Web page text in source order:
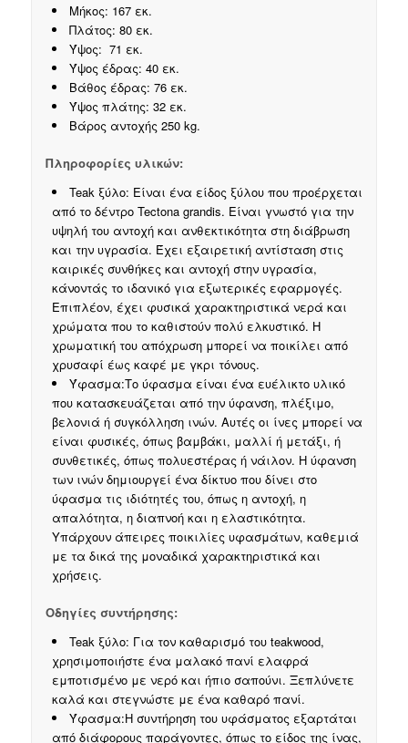
Μήκος: 167 εκ.
Πλάτος: 80 εκ.
Ύψος: 71 εκ.
Ύψος έδρας: 40 εκ.
Βάθος έδρας: 76 εκ.
Ύψος πλάτης: 32 εκ.
Βάρος αντοχής 250 kg.
Πληροφορίες υλικών:
Teak ξύλο: Είναι ένα είδος ξύλου που προέρχεται
από το δέντρο Tectona grandis. Είναι γνωστό για την
υψηλή του αντοχή και ανθεκτικότητα στη διάβρωση
και την υγρασία. Έχει εξαιρετική αντίσταση στις
καιρικές συνθήκες και αντοχή στην υγρασία,
κάνοντάς το ιδανικό για εξωτερικές εφαρμογές.
Επιπλέον, έχει φυσικά χαρακτηριστικά νερά και
χρώματα που το καθιστούν πολύ ελκυστικό. Η
χρωματική του απόχρωση μπορεί να ποικίλει από
χρυσαφί έως καφέ με γκρι τόνους.
Ύφασμα:Το ύφασμα είναι ένα ευέλικτο υλικό
που κατασκευάζεται από την ύφανση, πλέξιμο,
βελονιά ή συγκόλληση ινών. Αυτές οι ίνες μπορεί να
είναι φυσικές, όπως βαμβάκι, μαλλί ή μετάξι, ή
συνθετικές, όπως πολυεστέρας ή νάιλον. Η ύφανση
των ινών δημιουργεί ένα δίκτυο που δίνει στο
ύφασμα τις ιδιότητές του, όπως η αντοχή, η
απαλότητα, η διαπνοή και η ελαστικότητα.
Υπάρχουν άπειρες ποικιλίες υφασμάτων, καθεμιά
με τα δικά της μοναδικά χαρακτηριστικά και
χρήσεις.
Οδηγίες συντήρησης:
Teak ξύλο: Για τον καθαρισμό του teakwood,
χρησιμοποιήστε ένα μαλακό πανί ελαφρά
εμποτισμένο με νερό και ήπιο σαπούνι. Ξεπλύνετε
καλά και στεγνώστε με ένα καθαρό πανί.
Ύφασμα:Η συντήρηση του υφάσματος εξαρτάται
από διάφορους παράγοντες, όπως το είδος της ίνας,